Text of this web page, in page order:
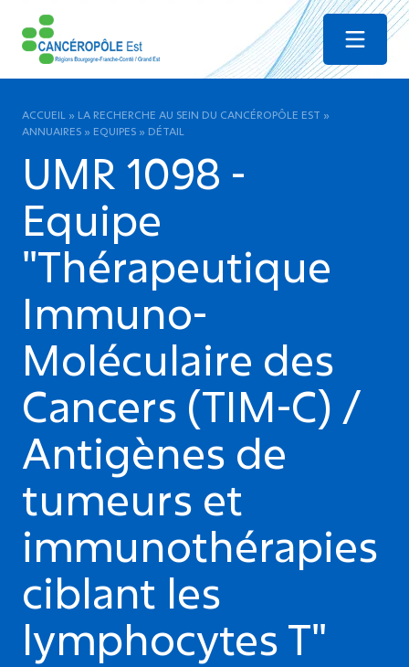
Menu
ACCUEIL » LA RECHERCHE AU SEIN DU CANCÉROPÔLE EST »
ANNUAIRES » EQUIPES » DÉTAIL
UMR 1098 -
Equipe
"Thérapeutique
Immuno-
Moléculaire des
Cancers (TIM-C) /
Antigènes de
tumeurs et
immunothérapies
ciblant les
lymphocytes T"